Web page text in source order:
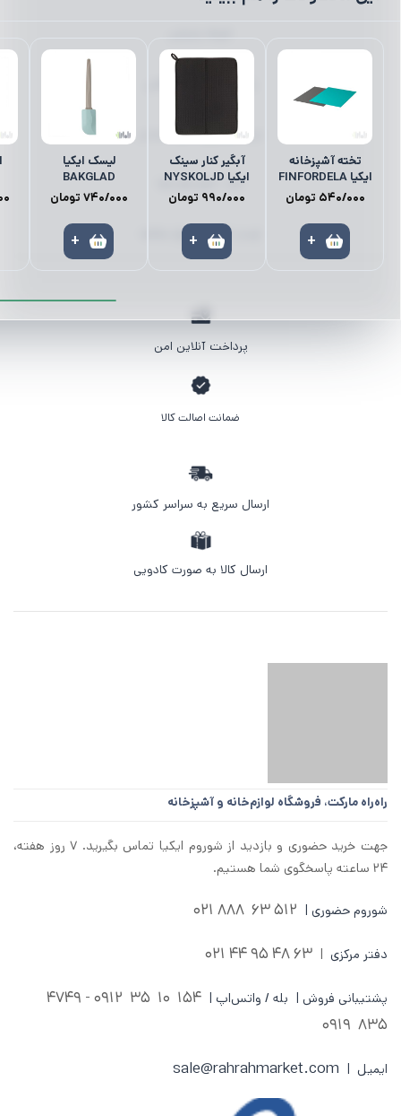
تخته آشپزخانه
ایکیا FINFORDELA
540/000 تومان
+
آبگیر کنار سینک
ایکیا NYSKOLJD
990/000 تومان
+
لیسک ایکیا
BAKGLAD
740/000 تومان
+
ظروف پذیرایی
میز ناهارخوری | میز | صندلی
کمد | نظم‌دهنده‌ها
لوستر | آباژور | چراغ مطالعه
پرداخت آنلاین امن
ضمانت اصالت کالا
ارسال سریع به سراسر کشور
ارسال کالا به صورت کادویی
راه‌راه مارکت، فروشگاه لوازم‌خانه و آشپزخانه
جهت خرید حضوری و بازدید از شوروم ایکیا تماس بگیرید. ۷ روز هفته،
۲۴ ساعته پاسخگوی شما هستیم.
شوروم حضوری | 512 63 888 021
دفتر مرکزی |
63 48 95 44 021
پشتیبانی فروش | بله / واتس‌اپ | 154 10 35
835 0919
ایمیل | sale@rahrahmarket.com